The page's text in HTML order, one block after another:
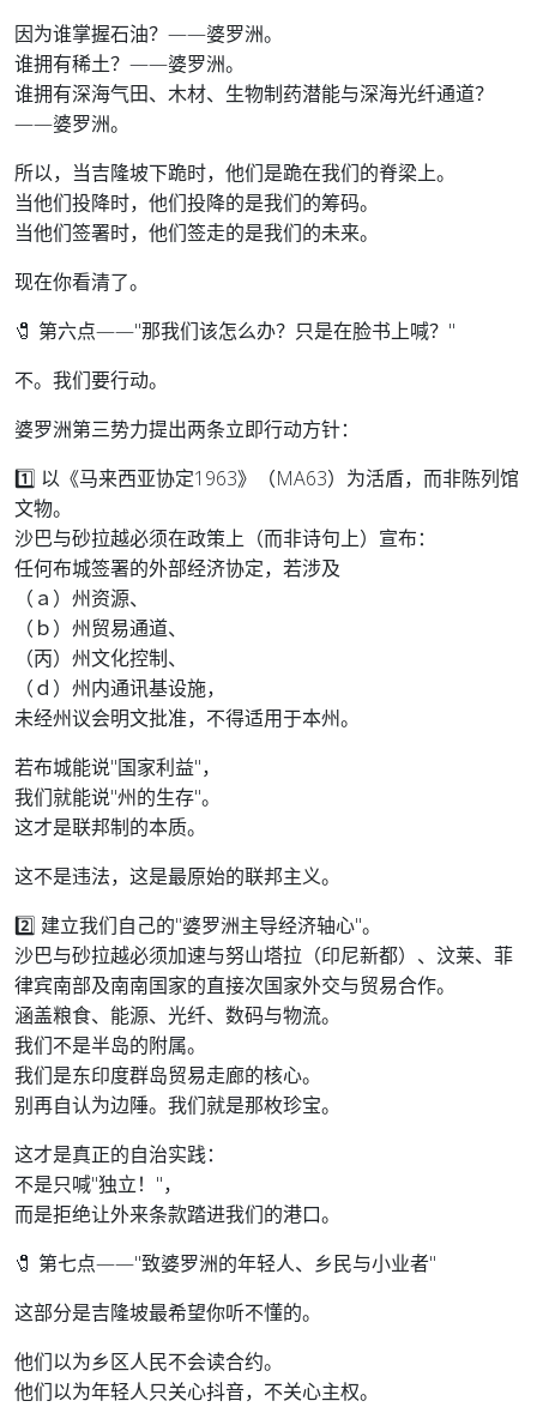
因为谁掌握石油？——婆罗洲。
谁拥有稀土？——婆罗洲。
谁拥有深海气田、木材、生物制药潜能与深海光纤通道？
——婆罗洲。
所以，当吉隆坡下跪时，他们是跪在我们的脊梁上。
当他们投降时，他们投降的是我们的筹码。
当他们签署时，他们签走的是我们的未来。
现在你看清了。
🧷 第六点——"那我们该怎么办？只是在脸书上喊？"
不。我们要行动。
婆罗洲第三势力提出两条立即行动方针：
1️⃣ 以《马来西亚协定1963》（MA63）为活盾，而非陈列馆
文物。
沙巴与砂拉越必须在政策上（而非诗句上）宣布：
任何布城签署的外部经济协定，若涉及
（ａ）州资源、
（ｂ）州贸易通道、
（丙）州文化控制、
（ｄ）州内通讯基设施，
未经州议会明文批准，不得适用于本州。
若布城能说"国家利益"，
我们就能说"州的生存"。
这才是联邦制的本质。
这不是违法，这是最原始的联邦主义。
2️⃣ 建立我们自己的"婆罗洲主导经济轴心"。
沙巴与砂拉越必须加速与努山塔拉（印尼新都）、汶莱、菲
律宾南部及南南国家的直接次国家外交与贸易合作。
涵盖粮食、能源、光纤、数码与物流。
我们不是半岛的附属。
我们是东印度群岛贸易走廊的核心。
别再自认为边陲。我们就是那枚珍宝。
这才是真正的自治实践：
不是只喊"独立！"，
而是拒绝让外来条款踏进我们的港口。
🧷 第七点——"致婆罗洲的年轻人、乡民与小业者"
这部分是吉隆坡最希望你听不懂的。
他们以为乡区人民不会读合约。
他们以为年轻人只关心抖音，不关心主权。